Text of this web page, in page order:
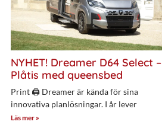
NYHET! Dreamer D64 Select –
Plåtis med queensbed
Print 🖨 Dreamer är kända för sina
innovativa planlösningar. I år lever
Läs mer »